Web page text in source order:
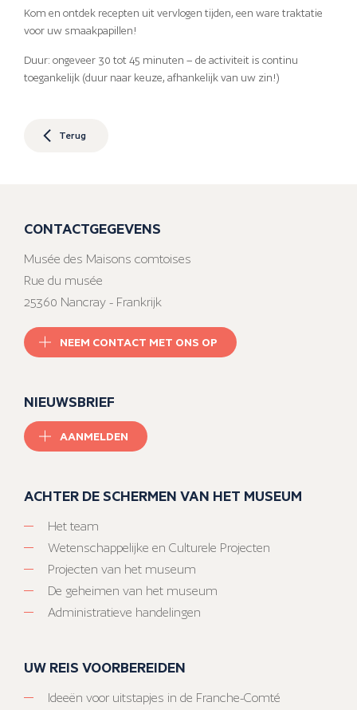
Kom en ontdek recepten uit vervlogen tijden, een ware traktatie
voor uw smaakpapillen!
Duur: ongeveer 30 tot 45 minuten – de activiteit is continu
toegankelijk (duur naar keuze, afhankelijk van uw zin!)
Terug
CONTACTGEGEVENS
Musée des Maisons comtoises
Rue du musée
25360 Nancray - Frankrijk
NEEM CONTACT MET ONS OP
NIEUWSBRIEF
AANMELDEN
ACHTER DE SCHERMEN VAN HET MUSEUM
Het team
Wetenschappelijke en Culturele Projecten
Projecten van het museum
De geheimen van het museum
Administratieve handelingen
UW REIS VOORBEREIDEN
Ideeën voor uitstapjes in de Franche-Comté